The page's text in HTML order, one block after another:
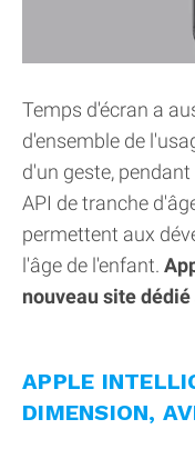
Temps d'écran a
d'ensemble de
d'un geste,
API de tranche
permettent aux
l'âge de l'enfant.
nouveau site
APPLE
DIMENSION,